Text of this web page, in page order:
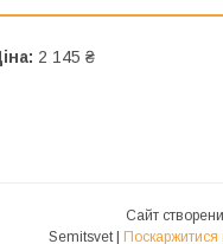
2 145 ₴
Сайт
Поскаржитися